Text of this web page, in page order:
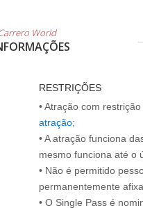
World
RESTRIÇÕES
• Atração com
atração;
• A atração funciona
mesmo funciona até o
• Não é permitido
permanentemente
• O Single Pass é